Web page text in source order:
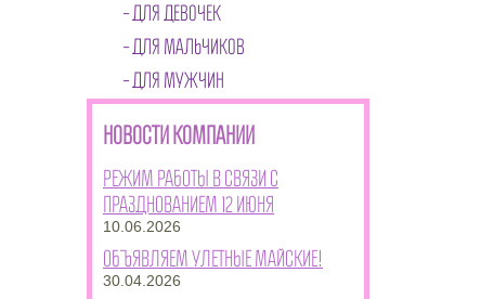
ДЛЯ ДЕВОЧЕК
ДЛЯ МАЛЬЧИКОВ
ДЛЯ МУЖЧИН
НОВОСТИ КОМПАНИИ
Режим работы в связи с
празднованием 12 июня
10.06.2026
Объявляем улетные майские!
30.04.2026